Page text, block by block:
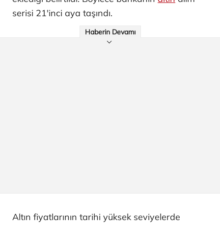
serisi 21'inci aya taşındı.
Haberin Devamı
Altın fiyatlarının tarihi yüksek seviyelerde